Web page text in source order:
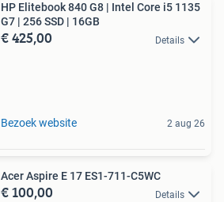
HP Elitebook 840 G8 | Intel Core i5 1135
G7 | 256 SSD | 16GB
€ 425,00 Details
Bezoek website 2 aug 26
Acer Aspire E 17 ES1-711-C5WC
€ 100,00 Details